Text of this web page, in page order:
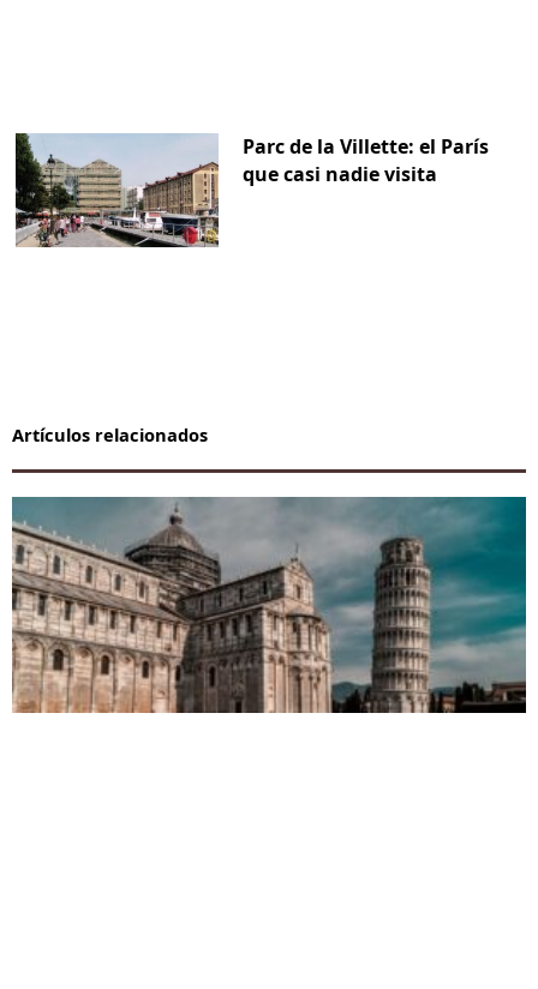
Parc de la Villette: el París
que casi nadie visita
Artículos relacionados